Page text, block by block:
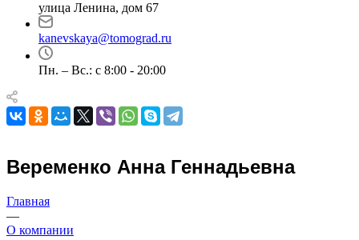
улица Ленина, дом 67
kanevskaya@tomograd.ru
Пн. – Вс.: c 8:00 - 20:00
Веременко Анна Геннадьевна
Главная
—
О компании